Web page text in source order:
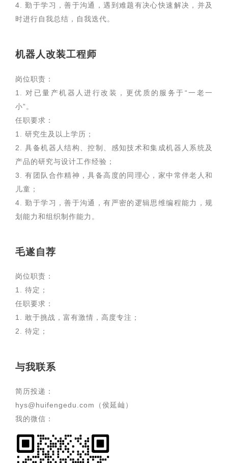
4. 勤于学习，善于沟通，遇到难题有决心快速解决，并及
时进行自我总结，自我迭代。
机器人改装工程师
岗位职责：
1. 对已量产机器人进行改装，更优质的服务于“一老一
小”。
任职要求：
1. 研究生及以上学历；
2. 具备机器人结构、控制、感知技术和集成机器人系统及
产品的研究与设计工作经验；
3. 有团队合作精神，具备高度的同理心，家中常伴老人和
儿童；
4. 勤于学习，善于沟通，有严密的逻辑思维编程能力，规
划能力和组织制作能力。
毛遂自荐
岗位职责：
1. 待定；
任职要求：
1. 敢于挑战，富有激情，高度专注；
2. 待定；
与我联系
简历投递：
hys@huifengedu.com（侯延屾）
我的微信：